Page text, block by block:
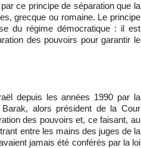
ce principe de séparation que la
grecque ou romaine. Le principe
du régime démocratique : il est
des pouvoirs pour garantir le
les années 1990 par la
Barak, alors président de la Cour
des pouvoirs et, ce faisant, au
entre les mains des juges de la
jamais été conférés par la loi